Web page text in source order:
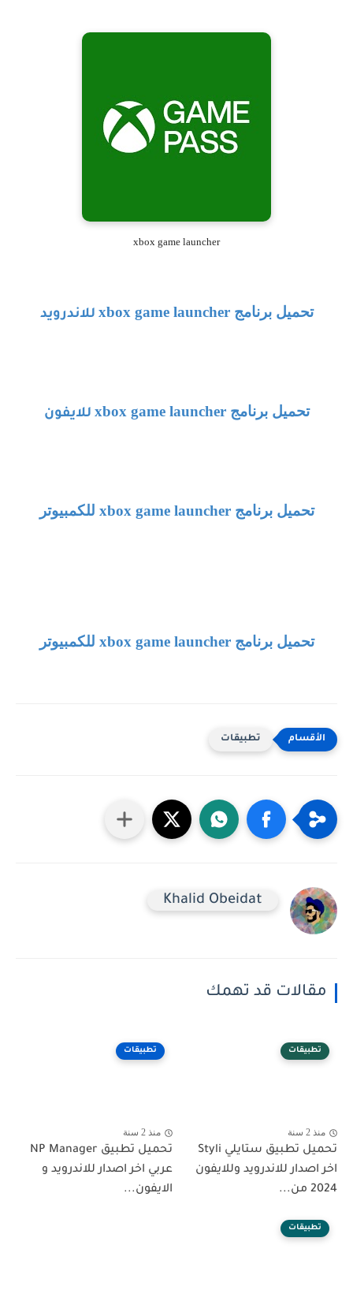
xbox game launcher
تحميل برنامجxbox game launcher للاندرويد
تحميل برنامجxbox game launcher للايفون
تحميل برنامجxbox game launcher للكمبيوتر
تحميل برنامجxbox game launcher للكمبيوتر
تطبيقات
Khalid Obeidat
مقالات قد تهمك
تطبيقات
منذ 2 سنة
تحميل تطبيق ستايلي Styli
اخر اصدار للاندرويد وللايفون
2024 من...
تطبيقات
منذ 2 سنة
تحميل تطبيق NP Manager
عربي اخر اصدار للاندرويد و
الايفون...
تطبيقات